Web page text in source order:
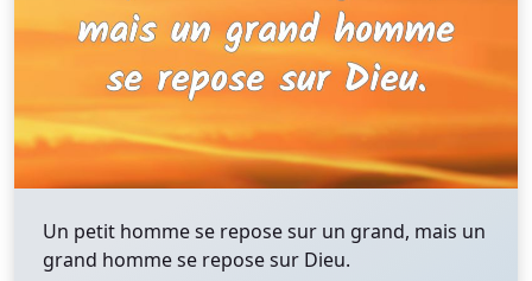
Un petit homme se repose sur un grand, mais un
grand homme se repose sur Dieu.